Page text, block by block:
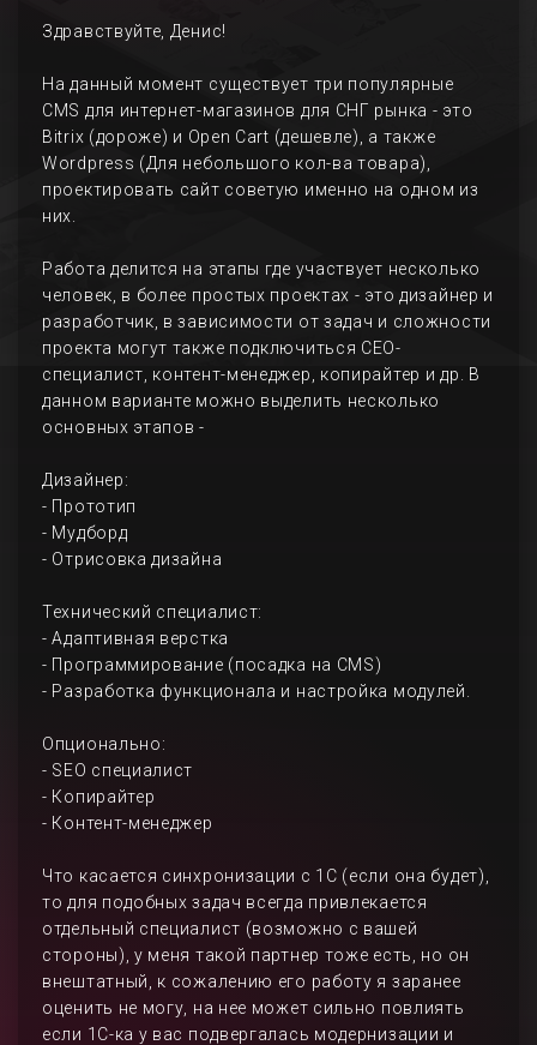
Здравствуйте, Денис!
На данный момент существует три популярные
CMS для интернет-магазинов для СНГ рынка - это
Bitrix (дороже) и Open Cart (дешевле), а также
Wordpress (Для небольшого кол-ва товара),
проектировать сайт советую именно на одном из
них.
Работа делится на этапы где участвует несколько
человек, в более простых проектах - это дизайнер и
разработчик, в зависимости от задач и сложности
проекта могут также подключиться СЕО-
специалист, контент-менеджер, копирайтер и др. В
данном варианте можно выделить несколько
основных этапов -
Дизайнер:
- Прототип
- Мудборд
- Отрисовка дизайна
Технический специалист:
- Адаптивная верстка
- Программирование (посадка на CMS)
- Разработка функционала и настройка модулей.
Опционально:
- SEO специалист
- Копирайтер
- Контент-менеджер
Что касается синхронизации с 1С (если она будет),
то для подобных задач всегда привлекается
отдельный специалист (возможно с вашей
стороны), у меня такой партнер тоже есть, но он
внештатный, к сожалению его работу я заранее
оценить не могу, на нее может сильно повлиять
если 1С-ка у вас подвергалась модернизации и